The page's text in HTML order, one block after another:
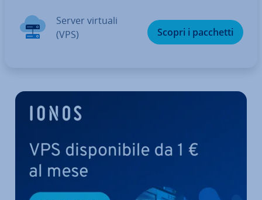
Server virtuali
(VPS)
Scopri i pacchetti